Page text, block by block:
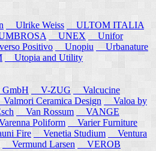
Ulrike Weiss
ULTOM ITALIA
UNEX
Unifor
Positivo Unopiu
Urbanature
Utopia and Utility
V-ZUG
Valcucine
Ceramica Design
Valoa by
Van Rossum
VANGE
Poliform
Varier Furniture
Fire Venetia Studium
Ventura
Vermund Larsen
VEROB